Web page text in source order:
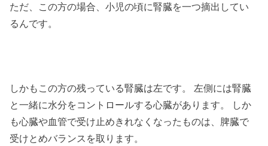
ただ、この方の場合、小児の頃に腎臓を一つ摘出してい
るんです。
しかもこの方の残っている腎臓は左です。 左側には腎臓
と一緒に水分をコントロールする心臓があります。 しか
も心臓や血管で受け止めきれなくなったものは、脾臓で
受けとめバランスを取ります。